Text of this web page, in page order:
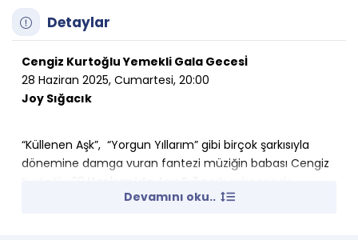
Detaylar
Cengiz Kurtoğlu Yemekli Gala Gecesİ
28 Haziran 2025, Cumartesi, 20:00
Joy Sığacık
“Küllenen Aşk”, “Yorgun Yıllarım” gibi birçok şarkısıyla
dönemine damga vuran fantezi müziğin babası Cengiz
sevenleri ile buluşmaya hazırlanıyor.Eğer sen de bu
Devamını oku..